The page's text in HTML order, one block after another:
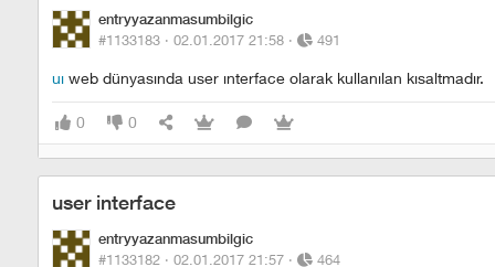
entryyazanmasumbilgic
#1133183 · 02.01.2017 21:58 · 491
ui web dünyasında user interface olarak kullanılan kısaltmadır.
0 0
user interface
entryyazanmasumbilgic
#1133182 · 02.01.2017 21:57 · 464